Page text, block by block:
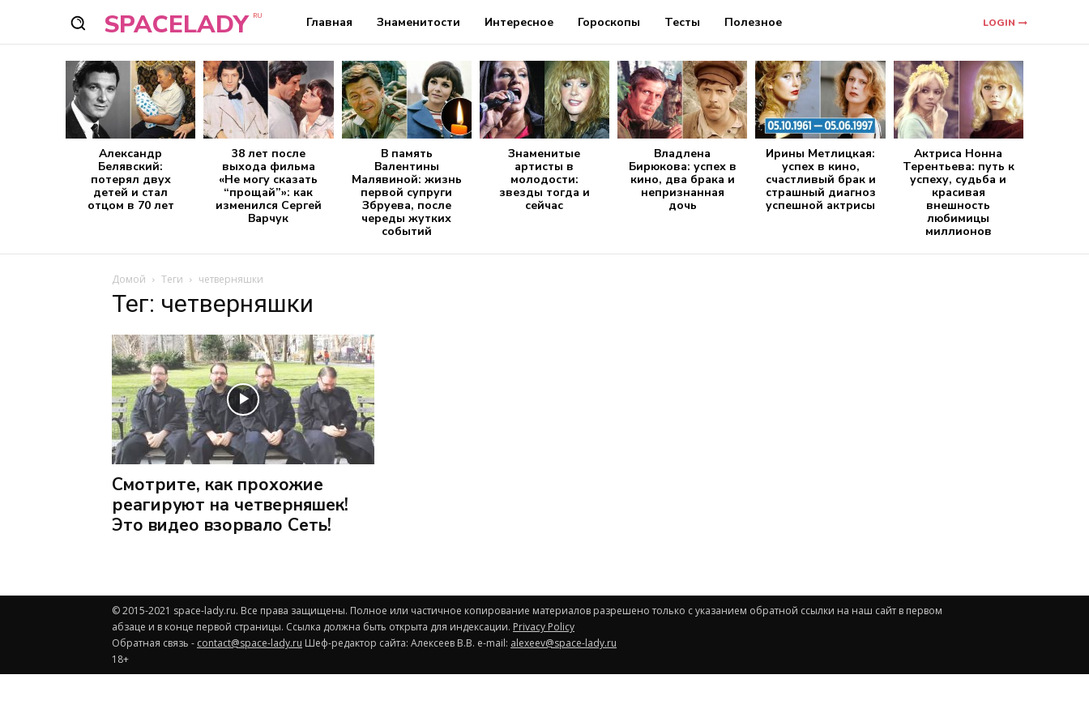
SPACELADY RU Главная Знаменитости Интересное Гороскопы Тесты Полезное LOGIN
Александр
Белявский:
потерял двух
детей и стал
отцом в 70 лет
38 лет после
выхода фильма
«Не могу сказать
“прощай”»: как
изменился Сергей
Варчук
В память
Валентины
Малявиной: жизнь
первой супруги
Збруева, после
череды жутких
событий
Знаменитые
артисты в
молодости:
звезды тогда и
сейчас
Владлена
Бирюкова: успех в
кино, два брака и
непризнанная
дочь
Ирины Метлицкая:
успех в кино,
счастливый брак и
страшный диагноз
успешной актрисы
Актриса Нонна
Терентьева: путь к
успеху, судьба и
красивая
внешность
любимицы
миллионов
Домой Теги четверняшки
Тег: четверняшки
Смотрите, как прохожие
реагируют на четверняшек!
Это видео взорвало Сеть!
© 2015-2021 space-lady.ru. Все права защищены. Полное или частичное копирование материалов разрешено только с указанием обратной ссылки на наш сайт в первом
абзаце и в конце первой страницы. Ссылка должна быть открыта для индексации. Privacy Policy
Обратная связь - contact@space-lady.ru Шеф-редактор сайта: Алексеев В.В. e-mail: alexeev@space-lady.ru
18+